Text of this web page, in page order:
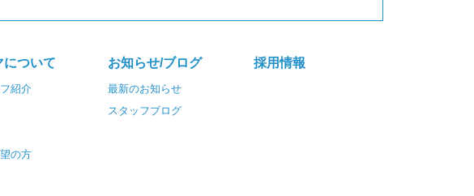
について
紹介
の方
お知らせ/ブログ
最新のお知らせ
スタッフブログ
採⽤情報